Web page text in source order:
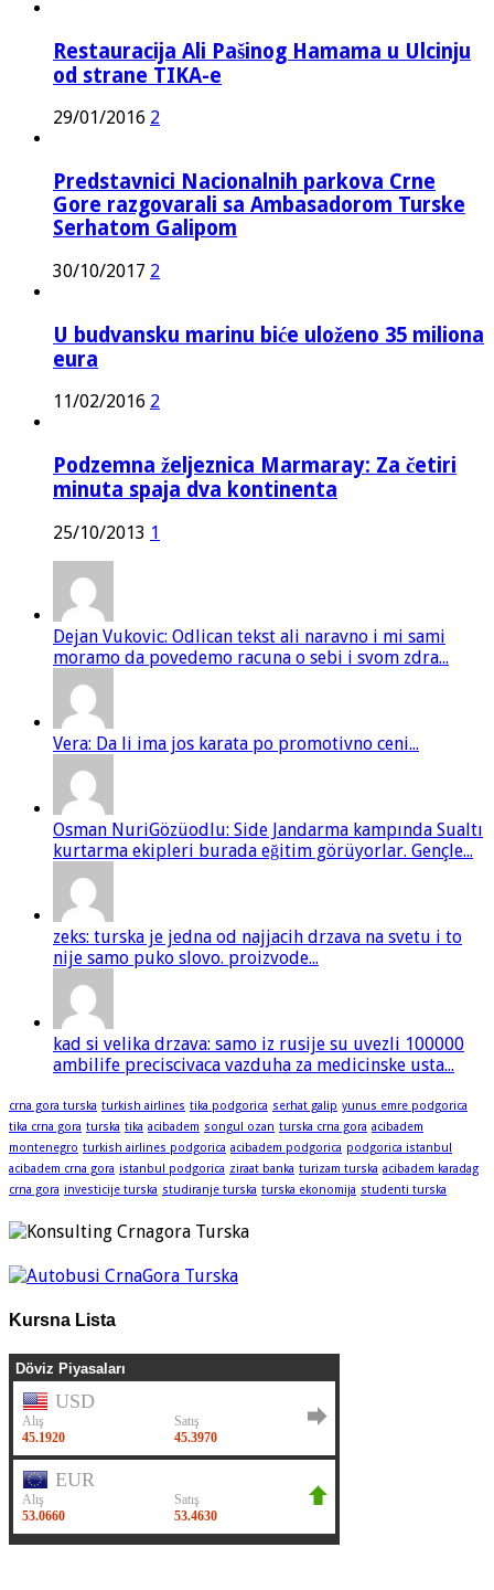
Restauracija Ali Pašinog Hamama u Ulcinju
od strane TIKA-e
29/01/2016 2
Predstavnici Nacionalnih parkova Crne
Gore razgovarali sa Ambasadorom Turske
Serhatom Galipom
30/10/2017 2
U budvansku marinu biće uloženo 35 miliona
eura
11/02/2016 2
Podzemna željeznica Marmaray: Za četiri
minuta spaja dva kontinenta
25/10/2013 1
Dejan Vukovic: Odlican tekst ali naravno i mi sami
moramo da povedemo racuna o sebi i svom zdra...
Vera: Da li ima jos karata po promotivno ceni...
Osman NuriGözüodlu: Side Jandarma kampında Sualtı
kurtarma ekipleri burada eğitim görüyorlar. Gençle...
zeks: turska je jedna od najjacih drzava na svetu i to
nije samo puko slovo. proizvode...
kad si velika drzava: samo iz rusije su uvezli 100000
ambilife preciscivaca vazduha za medicinske usta...
crna gora turska turkish airlines tika podgorica serhat galip yunus emre podgorica
tika crna gora turska tika acibadem songul ozan turska crna gora acibadem
montenegro turkish airlines podgorica acibadem podgorica podgorica istanbul
acibadem crna gora istanbul podgorica ziraat banka turizam turska acibadem karadag
crna gora investicije turska studiranje turska turska ekonomija studenti turska
Kursna Lista